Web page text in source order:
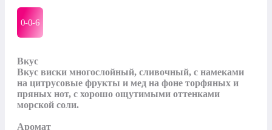
0-0-6
Вкус
Вкус виски многослойный, сливочный, с намеками
на цитрусовые фрукты и мед на фоне торфяных и
пряных нот, с хорошо ощутимыми оттенками
морской соли.
Аромат